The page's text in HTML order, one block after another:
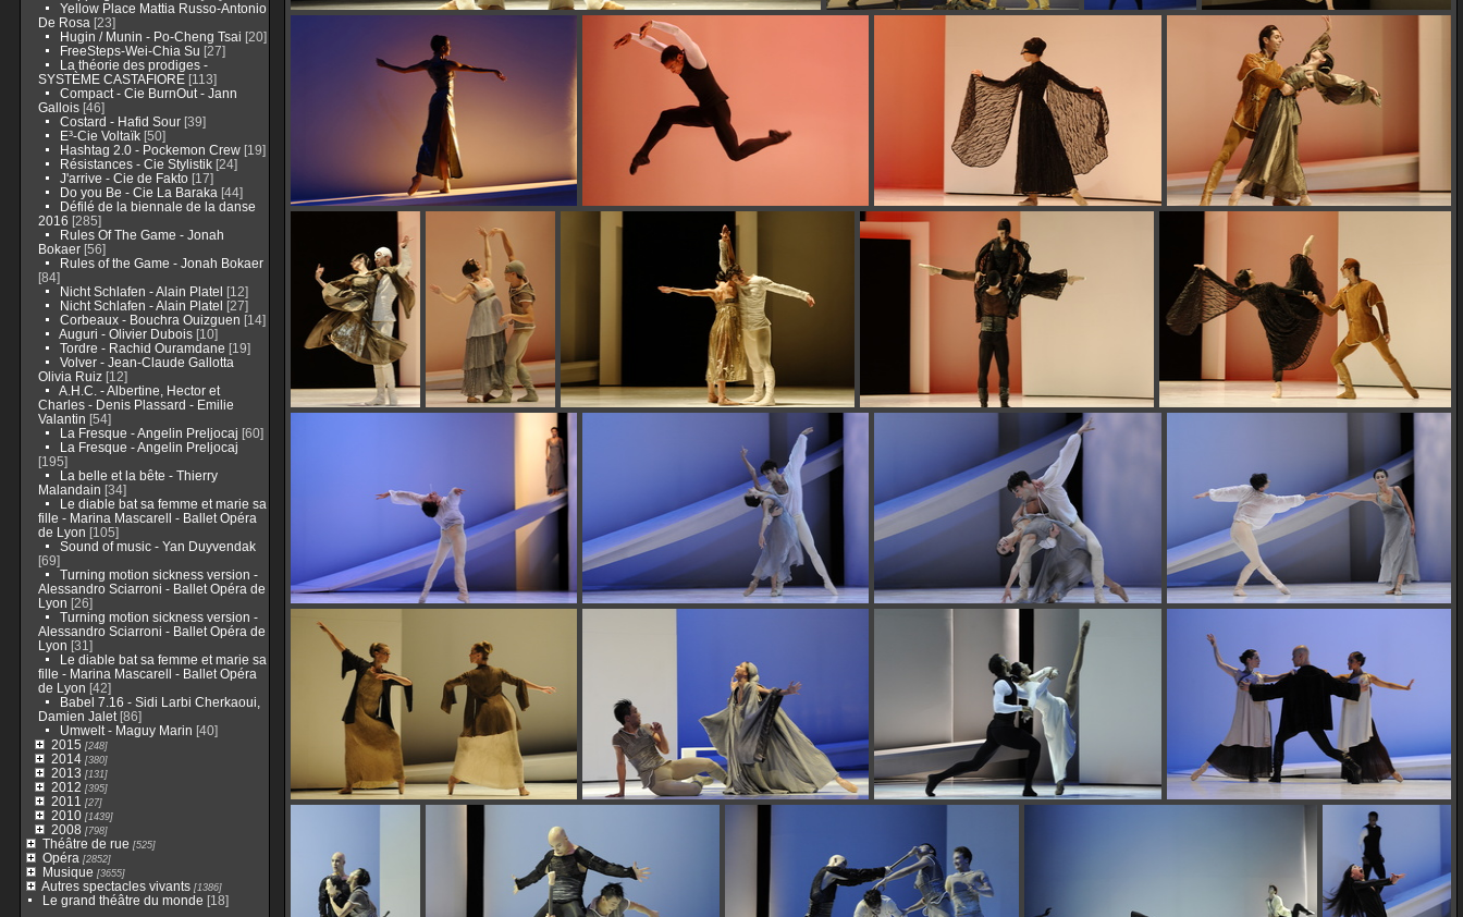
Yellow Place Mattia Russo-Antonio
De Rosa [23]
Hugin / Munin - Po-Cheng Tsai [20]
FreeSteps-Wei-Chia Su [27]
La théorie des prodiges -
SYSTÈME CASTAFIORE[113]
Compact - Cie BurnOut - Jann
Gallois[46]
Costard - Hafid Sour[39]
E³-Cie Voltaïk[50]
Hashtag 2.0 - Pockemon Crew[19]
Résistances - Cie Stylistik[24]
J'arrive - Cie de Fakto[17]
Do you Be - Cie La Baraka [44]
Défilé de la biennale de la danse
2016 [285]
Rules Of The Game - Jonah
Bokaer[56]
Rules of the Game - Jonah Bokaer
[84]
Nicht Schlafen - Alain Platel [12]
Nicht Schlafen - Alain Platel [27]
Corbeaux - Bouchra Ouizguen [14]
Auguri - Olivier Dubois[10]
Tordre - Rachid Ouramdane [19]
Volver - Jean-Claude Gallotta
Olivia Ruiz[12]
A.H.C. - Albertine, Hector et
Charles - Denis Plassard - Emilie
Valantin [54]
La Fresque - Angelin Preljocaj [60]
La Fresque - Angelin Preljocaj
[195]
La belle et la bête - Thierry
Malandain [34]
Le diable bat sa femme et marie sa
fille - Marina Mascarell - Ballet Opéra
de Lyon [105]
Sound of music - Yan Duyvendak
[69]
Turning motion sickness version -
Alessandro Sciarroni - Ballet Opéra de
Lyon [26]
Turning motion sickness version -
Alessandro Sciarroni - Ballet Opéra de
Lyon [31]
Le diable bat sa femme et marie sa
fille - Marina Mascarell - Ballet Opéra
de Lyon [42]
Babel 7.16 - Sidi Larbi Cherkaoui,
Damien Jalet[86]
Umwelt - Maguy Marin [40]
2015 [248]
2014[380]
2013 [131]
2012 [395]
2011 [27]
2010[1439]
2008 [798]
Théâtre de rue [525]
Opéra [2852]
Musique [3655]
Autres spectacles vivants[1386]
Le grand théâtre du monde [18]